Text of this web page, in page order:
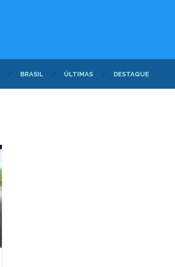
BRASIL ÚLTIMAS DESTAQUE